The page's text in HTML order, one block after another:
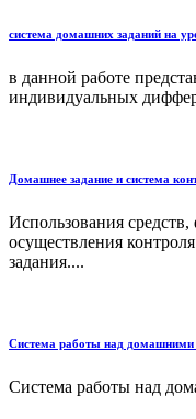
система домашних заданий на
в данной работе
индивидуальных
Домашнее задание и система
Использования
осуществления
задания....
Система работы над домашними
Система работы над